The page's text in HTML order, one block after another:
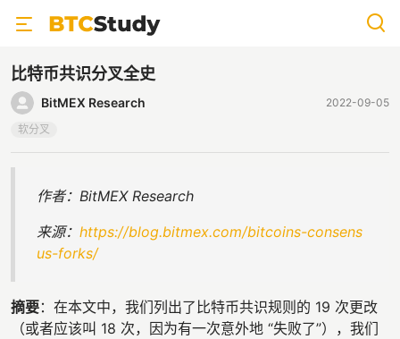
比特币共识分叉全史
BitMEX Research
2022-09-05
软分叉
作者：BitMEX Research
来源： https://blog.bitmex.com/bitcoins-consens
us-forks/
摘要：在本文中，我们列出了比特币共识规则的 19 次更改
（或者应该叫 18 次，因为有一次意外地 “失败了”），我们